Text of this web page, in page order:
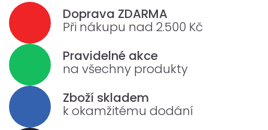
Doprava ZDARMA
Při nákupu nad 2.500 Kč
Pravidelné akce
na všechny produkty
Zboží skladem
k okamžitému dodání